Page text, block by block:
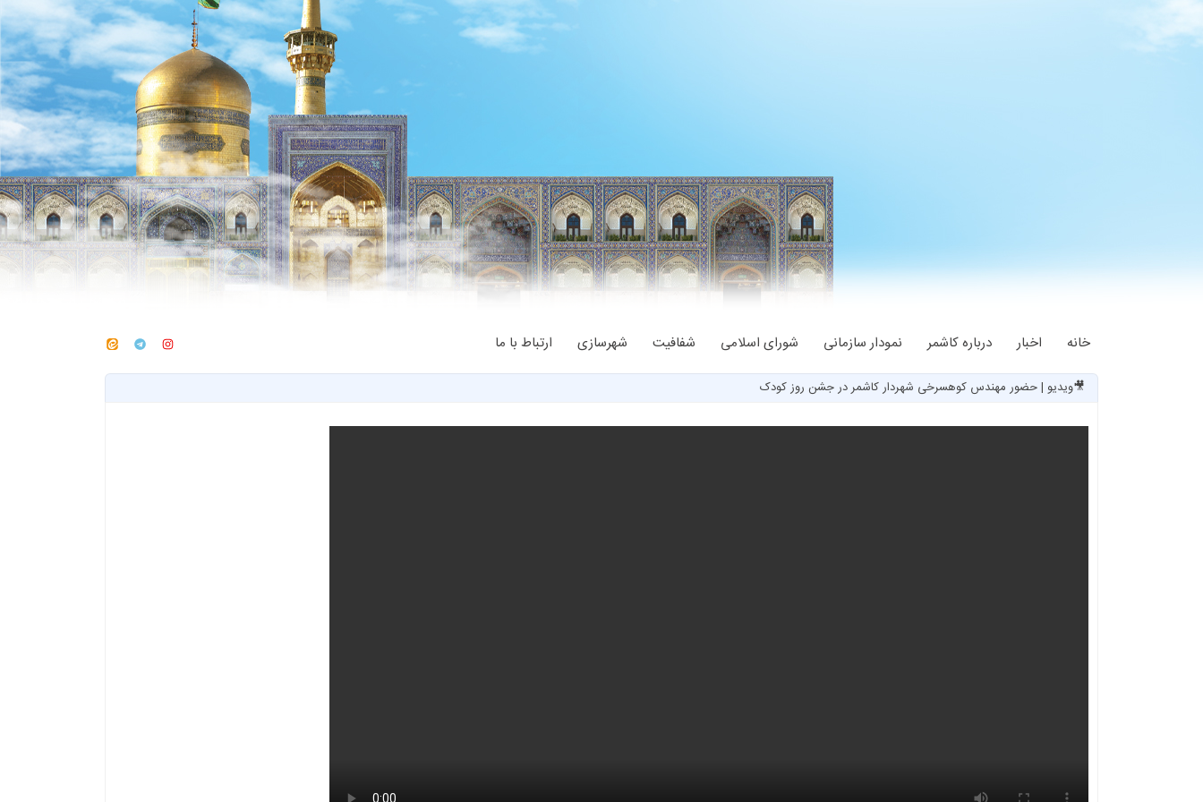
خانه اخبار درباره کاشمر نمودار سازمانی شورای اسلامی شفافیت شهرسازی ارتباط با ما
🎥ویدیو | حضور مهندس کوهسرخی شهردار کاشمر در جشن روز کودک